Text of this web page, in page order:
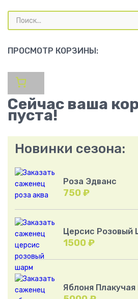
Поиск
товаров
ПРОСМОТР КОРЗИНЫ:
Сейчас ваша
пуста!
Новинки сезона:
Роза Эдванс
750 ₽
Церсис Розовый
1500 ₽
Яблоня